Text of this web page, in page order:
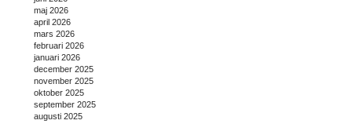
maj 2026
april 2026
mars 2026
februari 2026
januari 2026
december 2025
november 2025
oktober 2025
september 2025
augusti 2025